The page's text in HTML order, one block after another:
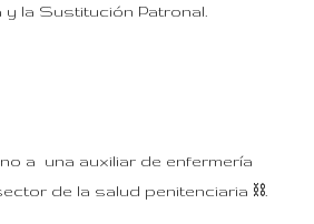
la Sustitución Patronal.
a una auxiliar de enfermería
de la salud penitenciaria ⛓️.